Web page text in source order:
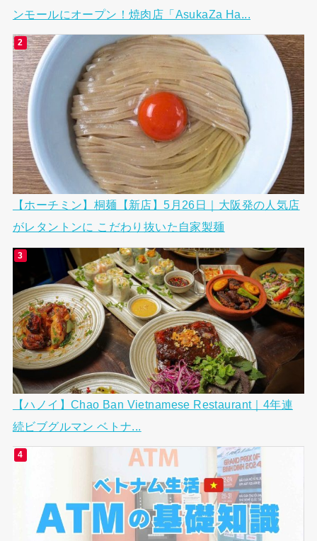
ンモールにオープン！焼肉店「AsukaZa Ha...
【ホーチミン】桐麺【新店】5月26日｜大阪発の人気店
がレタントンに こだわり抜いた自家製麺
【ハノイ】Chao Ban Vietnamese Restaurant｜4年連
続ビブグルマン ベトナ...